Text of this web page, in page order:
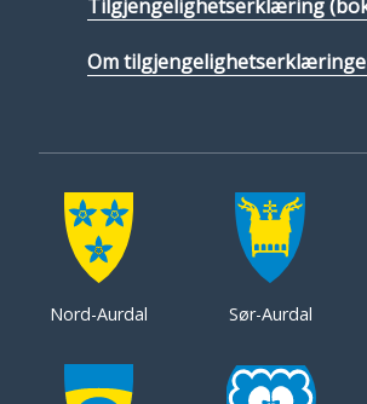
Tilgjengelighetserklæring
Om
Nord-Aurdal Sør-Aurdal